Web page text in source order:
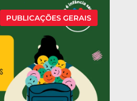
PUBLICAÇÕES GERAIS